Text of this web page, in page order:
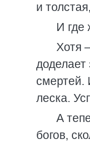
и
И где
Хотя
смертей.
леска.
А
богов,